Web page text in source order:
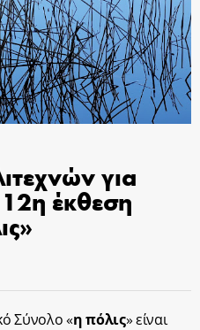
για
έκθεση
Σύνολο «η πόλις» είναι